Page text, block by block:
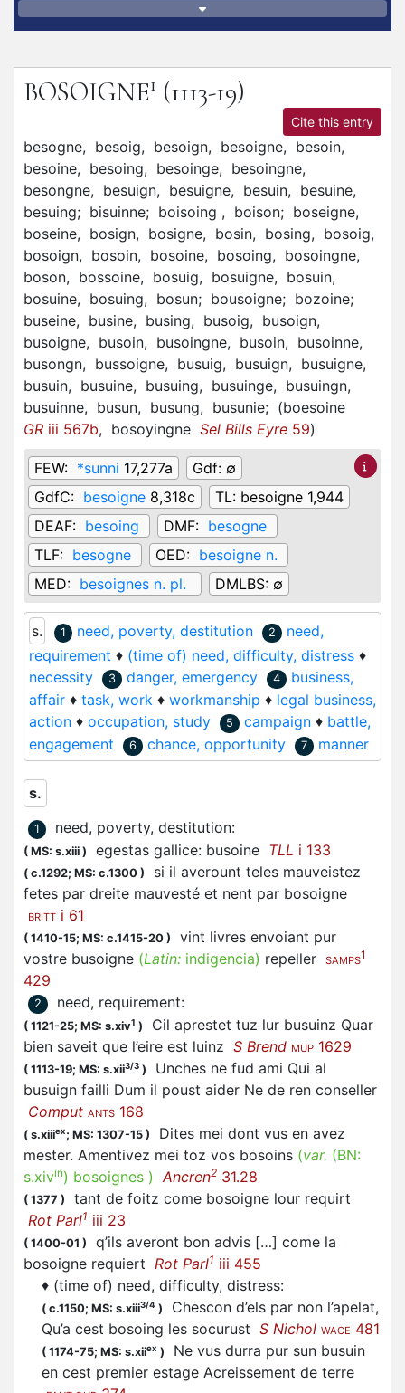
BOSOIGNE1 (1113-19)
Cite this entry
besogne, besoig, besoign, besoigne, besoin,
besoine, besoing, besoinge, besoingne,
besongne, besuign, besuigne, besuin, besuine,
besuing; bisuinne; boisoing , boison; boseigne,
boseine, bosign, bosigne, bosin, bosing, bosoig,
bosoign, bosoin, bosoine, bosoing, bosoingne,
boson, bossoine, bosuig, bosuigne, bosuin,
bosuine, bosuing, bosun; bousoigne; bozoine;
buseine, busine, busing, busoig, busoign,
busoigne, busoin, busoingne, busoin, busoinne,
busongn, bussoigne, busuig, busuign, busuigne,
busuin, busuine, busuing, busuinge, busuingn,
busuinne, busun, busung, busunie; (boesoine
GR iii 567b, bosoyingne Sel Bills Eyre 59)
FEW: *sunni 17,277a Gdf: ∅
GdfC: besoigne 8,318c TL: besoigne 1,944
DEAF: besoing DMF: besogne
TLF: besogne OED: besoigne n.
MED: besoignes n. pl. DMLBS: ∅
s. 1 need, poverty, destitution 2
need,
requirement ♦ (time of) need, difficulty, distress ♦
necessity
3 danger, emergency 4
business,
affair ♦ task, work ♦ workmanship ♦ legal business,
action ♦ occupation, study 5 campaign ♦ battle,
engagement
6 chance, opportunity 7 manner
s.
1 need, poverty, destitution:
( MS: s.xiii ) egestas gallice: busoine TLL i 133
( c.1292; MS: c.1300 )
si il averount teles mauveistez
fetes par dreite mauvesté et nent par bosoigne
BRITT i 61
( 1410-15; MS: c.1415-20 )
vint livres envoiant pur
vostre busoigne (Latin: indigencia) repeller SAMPS1
429
2 need, requirement:
( 1121-25; MS: s.xiv1 )
Cil aprestet tuz lur busuinz Quar
bien saveit que l’eire est luinz S Brend MUP 1629
( 1113-19; MS: s.xii3/3 )
Unches ne fud ami Qui al
busuign failli Dum il poust aider Ne de ren conseller
Comput ANTS 168
( s.xiiiex; MS: 1307-15 )
Dites mei dont vus en avez
mester. Amentivez mei toz vos bosoins (var. (BN:
s.xivin) bosoignes ) Ancren2 31.28
( 1377 )
tant de foitz come bosoigne lour requirt
Rot Parl1 iii 23
( 1400-01 )
q’ils averont bon advis […] come la
bosoigne requiert Rot Parl1 iii 455
♦ (time of) need, difficulty, distress:
( c.1150; MS: s.xiii3/4 )
Chescon d’els par non l’apelat,
Qu’a cest bosoing les socurust S Nichol WACE 481
( 1174-75; MS: s.xiiex )
Ne vus durra pur sun busuin
en cest premier estage Acreissement de terre